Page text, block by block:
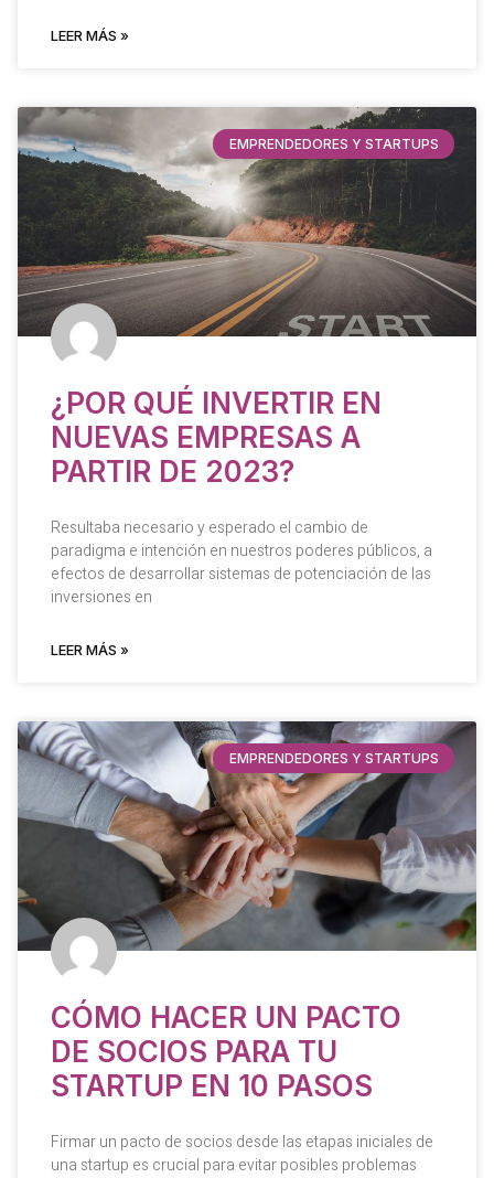
LEER MÁS »
EMPRENDEDORES Y STARTUPS
¿POR QUÉ INVERTIR EN
NUEVAS EMPRESAS A
PARTIR DE 2023?
Resultaba necesario y esperado el cambio de
paradigma e intención en nuestros poderes públicos, a
efectos de desarrollar sistemas de potenciación de las
inversiones en
LEER MÁS »
EMPRENDEDORES Y STARTUPS
CÓMO HACER UN PACTO
DE SOCIOS PARA TU
STARTUP EN 10 PASOS
Firmar un pacto de socios desde las etapas iniciales de
una startup es crucial para evitar posibles problemas